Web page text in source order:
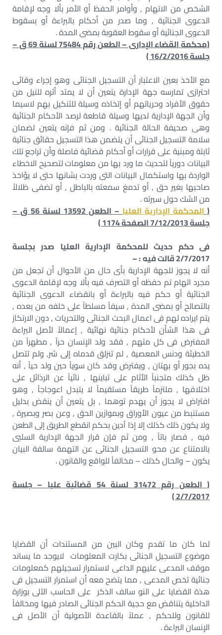
الشخص من الاتهام , وأوامر الحفظ أو الأمر بألا وجه لإقامة
الدعوى الجنائية , وما صدر من أحكام بالبراءة أو بسقوط
الدعوى الجنائية أو سقوط العقوبة بمضى المدة .
(محكمة القضاء الإدارى – الطعن رقم 75484 لسنة 69 ق –
جلسة 16/2/2016 )
مع الأخذ بعين الاعتبار أن التسجيل الجنائى وهو إجراء وقائى
احترازى تمارسه جهة الإدارة يتعين أن لا يمتد أثره للنيل من
حقوق الأفراد وحرياتهم أو إتخاذه وسيلة للتنكيل بهم لاسيما
وأن الجهة الإدارية لديها وسيلة قاطعة لرصد الأحكام الجنائية
وهى صحيفة الحالة الجنائية . ومن ثم فإنه يتعين لضمان
سلامة التسجيل الجنائى أن يتضمن هذا التسجيل حقائق جنائية
ثابتة ومبنية على قرارات أو أحكام قضائية فاصلة وأن تراجع تلك
البيانات دورياً لتحديث ما ورد بها من معلومات لتصحيح الاخطاء
الواردة بها واستكمال البيانات التى وردت بشانها حتى لا يؤاخذ
صاحبها بغير حق , أو تدمغ سمعته بالباطل , أو تضفى ظلالاً
من الشك حول سيرته .
(المحكمة الإدارية العليا
– الطعن 13592 لسنة 56 ق –
جلسة 7/12/2013 الصفحة 1174 )
فى حكم حديث للمحكمة الإدارية العليا صدر بجلسة
2/7/2017 قالت فيه
: –
أنه لا يجوز للجهة الإدارية بأى حال من الأحوال أن تجعل من
مجرد اتهام تم حفظه أو التصرف فيه بألا وجه لإقامة الدعوى
الجنائية أو حكم فيه بالبراءة أو بانقضاء الدعوى الجنائية
بالتصالح أو بمضى المدة , سيفاً مسلطاً على خلفه من بعده ,
يتم ايراده لهم فى اعمال البحث الجنائى والتحريات , دون الارتكاز
فى هذا الشأن لأحكام جنائية نهائية , إعمالاً لأصل البراءة
المفترض فى كل متهم , فقد ولد الإنسان حراً , مطهراً من
الخطيئة ودنس المعصية , لم تنزلق قدماه إلى شر, ولم تتصل
يده بجور أو بهتان , ويفترض وقد كان سوياً حين ولد حياً , أنه
ظل كذلك متجنباً الأثام على تباينها , نائياً عن الرذائل على
اختلافها , ملتزماً طريقاً مستقيماً لا يتبدل اعوجاجاً , وهو
افتراض لا يجوز أن يهدم توهما , بل يتعين أن ينقض بدليل
مستنبط من عيون الأوراق وبموازين الحق , وعن بصر وبصيرة ,
ولا يكون ذلك كذلك إلا إذا اُدين بحكم انقطع الطريق إلى الطعن
فيه , فصار باتاً , ومن ثم فإن قرار الجهة الإدارية السلبى
بالامتناع عن محو التسجيل الجنائى عن التهمة سالفة البيان
يكون – والحال كذلك – مخالفاً للواقع والقانون .
( الطعن رقم 31472 لسنة 54 قضائية عليا – جلسة
2/7/2017 )
لما كان ما تقدم وكان البين من المستندات أن القضايا
موضوع التسجيل الجنائى بكارت المعلومات لايوجد ما يساند
موقف المدعى عليهم الداعى لاستمرار تسجيلهم كمعلومات
جنائية تخص المدعى , مما يتضح معه أن استمرار التسجيل فى
هذة القضايا على النو سالف الذكر على الحاسب الآلى بوزارة
الداخلية يتناقض مع حجية الحكم الجنائى الصادر فيها ومخالفاً
للقانون وللحكم , عملاً بالقاعدة الأصولية أن الأصل فى
الإنسان البراءة .